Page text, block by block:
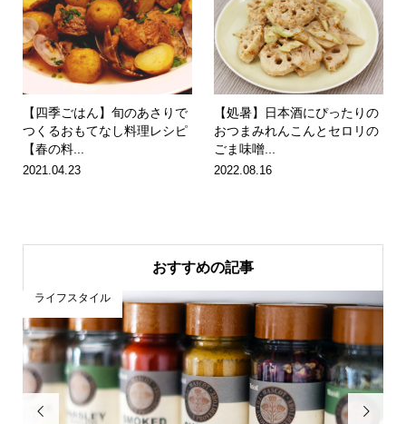
【四季ごはん】旬のあさりで
つくるおもてなし料理レシピ
【春の料...
2021.04.23
【処暑】日本酒にぴったりの
おつまみれんこんとセロリの
ごま味噌...
2022.08.16
おすすめの記事

食とお酒
